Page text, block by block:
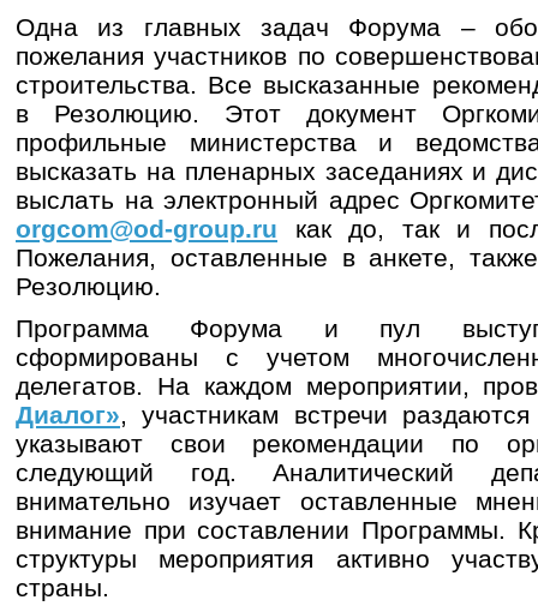
Одна из главных задач Форума –
пожелания участников по
строительства. Все высказанные
в Резолюцию. Этот документ
профильные министерства и
высказать на пленарных заседаниях и
выслать на электронный адрес
orgcom@od-group.ru
как до, так и
Пожелания, оставленные в анкете,
Резолюцию.
Программа Форума и пул
сформированы с учетом
делегатов. На каждом мероприятии,
Диалог», участникам встречи
указывают свои рекомендации по
следующий год. Аналитический
внимательно изучает оставленные
внимание при составлении Программы.
структуры мероприятия активно
страны.